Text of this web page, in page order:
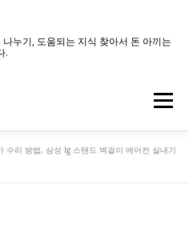
누기, 도움되는 지식 찾아서 돈 아끼는
.
메뉴
수리 방법, 삼성 lg 스탠드 벽걸이 에어컨 실내기